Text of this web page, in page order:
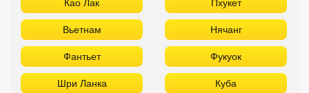
Као Лак Пхукет
Вьетнам Нячанг
Фантьет Фукуок
Шри Ланка Куба